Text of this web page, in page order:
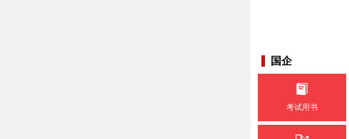
国企
考试用书